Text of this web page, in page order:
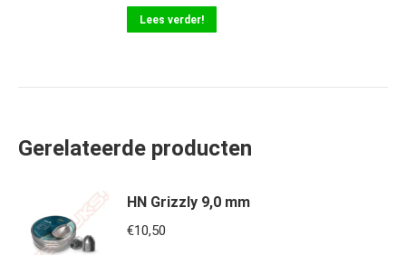
5.00uit 5
Lees verder!
Gerelateerde producten
HN Grizzly 9,0 mm
€10,50